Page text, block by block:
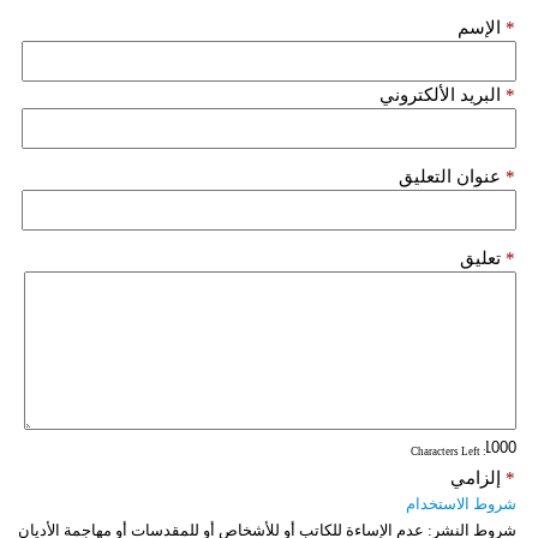
الإسم *
البريد الألكتروني *
عنوان التعليق *
تعليق *
: Characters Left
إلزامي *
شروط الاستخدام
شروط النشر: عدم الإساءة للكاتب أو للأشخاص أو للمقدسات أو مهاجمة الأديان